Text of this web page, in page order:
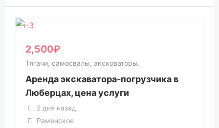
2,500₽
Тягачи, самосвалы, эксковаторы.
Аренда экскаватора-погрузчика в
Люберцах, цена услуги
2 дня назад
Раменское